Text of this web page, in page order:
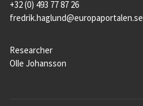
+32 (0) 493 77 87 26
fredrik.haglund@europaportalen.se
Researcher
Olle Johansson